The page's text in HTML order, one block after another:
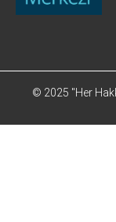
© 2025 "Her